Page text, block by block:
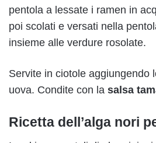
pentola a lessate i ramen in
poi scolati e versati nella
insieme alle verdure rosolate.
Servite in ciotole aggiungendo
uova. Condite con la salsa
Ricetta dell’alga nori